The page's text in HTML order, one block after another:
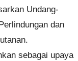
Undang-
dan
sebagai upaya